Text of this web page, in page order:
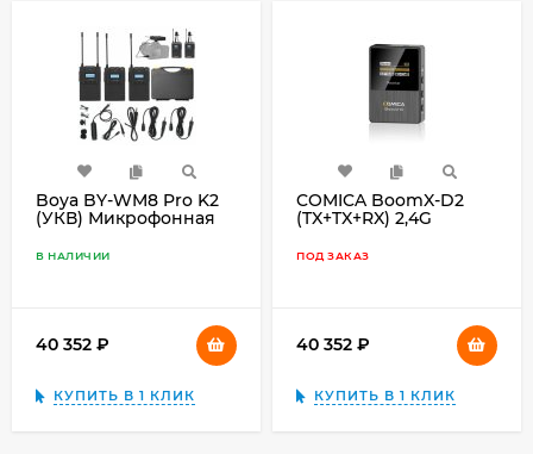
Boya BY-WM8 Pro K2
(УКВ) Микрофонная
В НАЛИЧИИ
40 352
КУПИТЬ В 1 КЛИК
COMICA BoomX-D2
(TX+TX+RX) 2,4G
радиосистема для
ПОД ЗАКАЗ
40 352
КУПИТЬ В 1 КЛИК